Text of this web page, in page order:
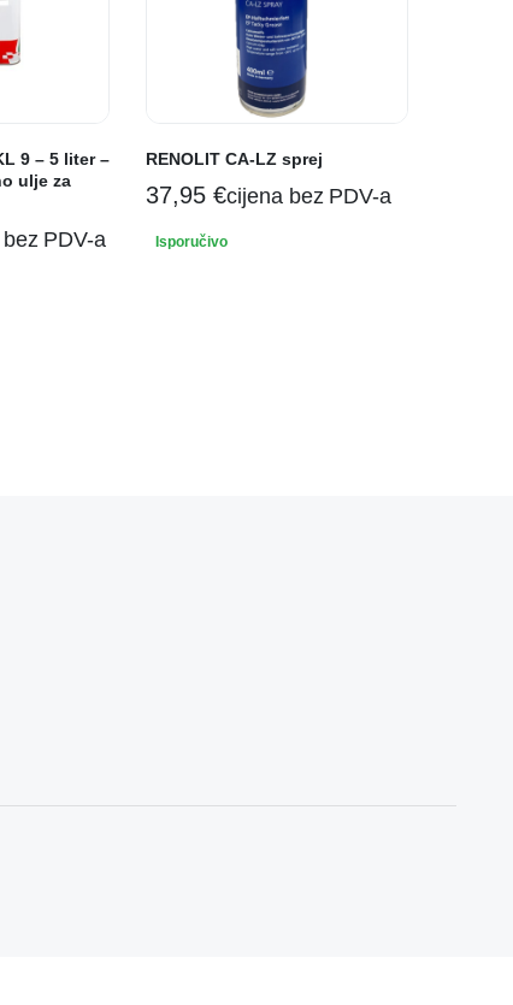
9 – 5 liter –
ulje za
PDV-a
RENOLIT CA-LZ sprej
37,95 €cijena bez PDV-a
Isporučivo